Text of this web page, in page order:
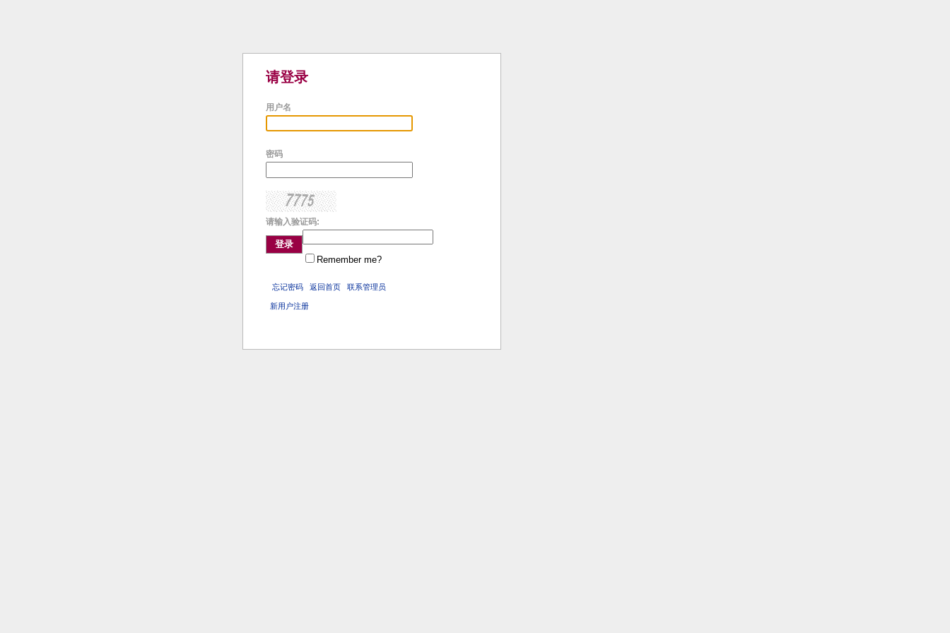
请登录
用户名
密码
请输入验证码:
登录
Remember me?
忘记密码 返回首页 联系管理员
新用户注册